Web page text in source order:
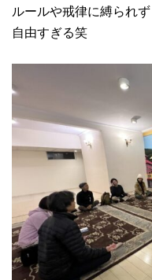
ルールや戒律に縛られず
自由すぎる笑